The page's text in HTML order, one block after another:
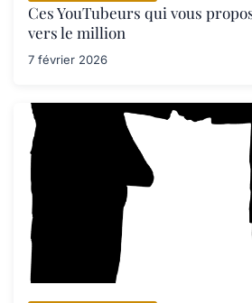
Ces YouTubeurs qui vous
vers le million
7 février 2026